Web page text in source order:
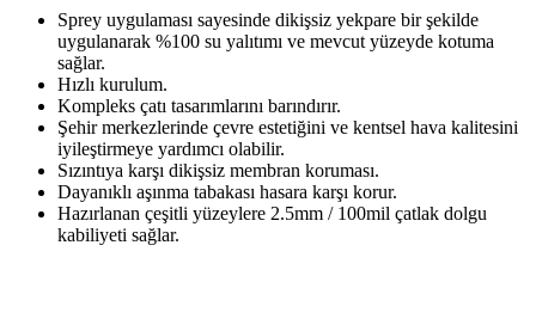
Sprey uygulaması sayesinde dikişsiz yekpare bir şekilde
uygulanarak %100 su yalıtımı ve mevcut yüzeyde kotuma
sağlar.
Hızlı kurulum.
Kompleks çatı tasarımlarını barındırır.
Şehir merkezlerinde çevre estetiğini ve kentsel hava kalitesini
iyileştirmeye yardımcı olabilir.
Sızıntıya karşı dikişsiz membran koruması.
Dayanıklı aşınma tabakası hasara karşı korur.
Hazırlanan çeşitli yüzeylere 2.5mm / 100mil çatlak dolgu
kabiliyeti sağlar.